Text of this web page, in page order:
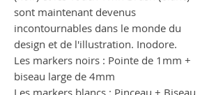
sont maintenant devenus
incontournables dans le monde du
design et de l'illustration. Inodore.
Les markers noirs : Pointe de 1mm +
biseau large de 4mm